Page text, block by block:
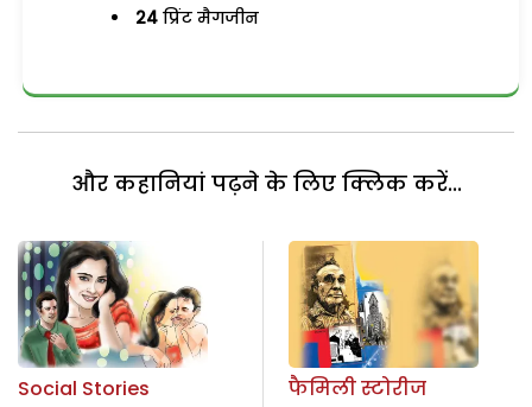
24 प्रिंट मैगजीन
और कहानियां पढ़ने के लिए क्लिक करें...
Social Stories
फैमिली स्टोरीज